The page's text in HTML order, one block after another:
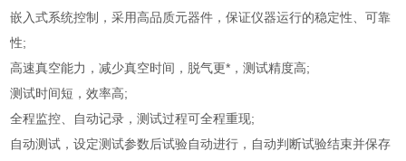
嵌入式系统控制，采用高品质元器件，保证仪器运行的稳定性、可靠
性;
高速真空能力，减少真空时间，脱气更*，测试精度高;
测试时间短，效率高;
全程监控、自动记录，测试过程可全程重现;
自动测试，设定测试参数后试验自动进行，自动判断试验结束并保存